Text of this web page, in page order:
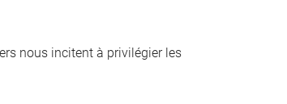
nous incitent à privilégier les